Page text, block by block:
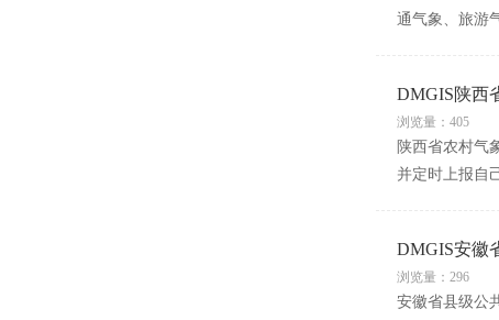
通气象、旅游
DMGIS陕西
浏览量：405
陕西省农村气
并定时上报自
DMGIS安徽
浏览量：296
安徽省县级公